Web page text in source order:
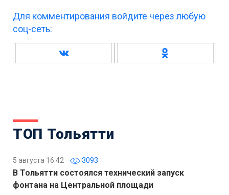
Для комментирования войдите через любую
соц-сеть:
ТОП Тольятти
5 августа 16:42 3093
В Тольятти состоялся технический запуск
фонтана на Центральной площади